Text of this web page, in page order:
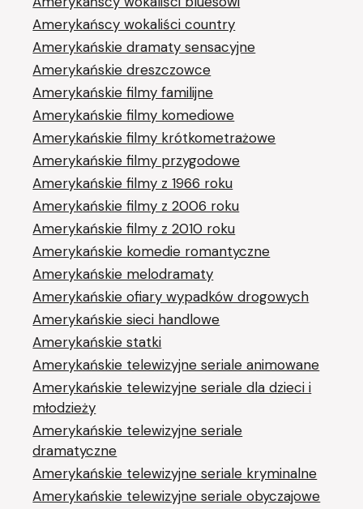
Amerykańscy wokaliści country
Amerykańskie dramaty sensacyjne
Amerykańskie dreszczowce
Amerykańskie filmy familijne
Amerykańskie filmy komediowe
Amerykańskie filmy krótkometrażowe
Amerykańskie filmy przygodowe
Amerykańskie filmy z 1966 roku
Amerykańskie filmy z 2006 roku
Amerykańskie filmy z 2010 roku
Amerykańskie komedie romantyczne
Amerykańskie melodramaty
Amerykańskie ofiary wypadków drogowych
Amerykańskie sieci handlowe
Amerykańskie statki
Amerykańskie telewizyjne seriale animowane
Amerykańskie telewizyjne seriale dla dzieci i
młodzieży
Amerykańskie telewizyjne seriale
dramatyczne
Amerykańskie telewizyjne seriale kryminalne
Amerykańskie telewizyjne seriale obyczajowe